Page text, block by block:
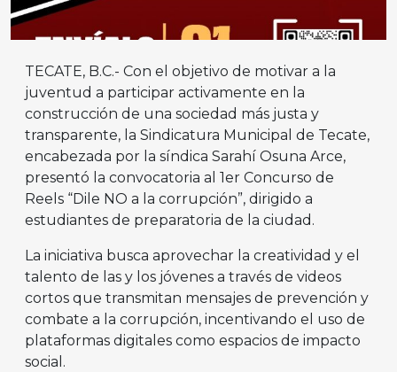
TECATE, B.C.- Con el objetivo de motivar a la
juventud a participar activamente en la
construcción de una sociedad más justa y
transparente, la Sindicatura Municipal de Tecate,
encabezada por la síndica Sarahí Osuna Arce,
presentó la convocatoria al 1er Concurso de
Reels “Dile NO a la corrupción”, dirigido a
estudiantes de preparatoria de la ciudad.
La iniciativa busca aprovechar la creatividad y el
talento de las y los jóvenes a través de videos
cortos que transmitan mensajes de prevención y
combate a la corrupción, incentivando el uso de
plataformas digitales como espacios de impacto
social.